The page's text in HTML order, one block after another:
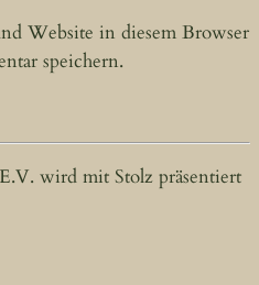
Website in diesem Browser
speichern.
wird mit Stolz präsentiert